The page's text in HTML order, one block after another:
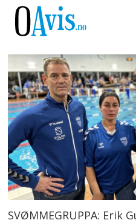
SVØMMEGRUPPA: Erik